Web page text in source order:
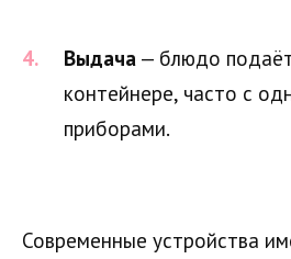
Выдача — блюдо
контейнере, часто с
приборами.
Современные устройства